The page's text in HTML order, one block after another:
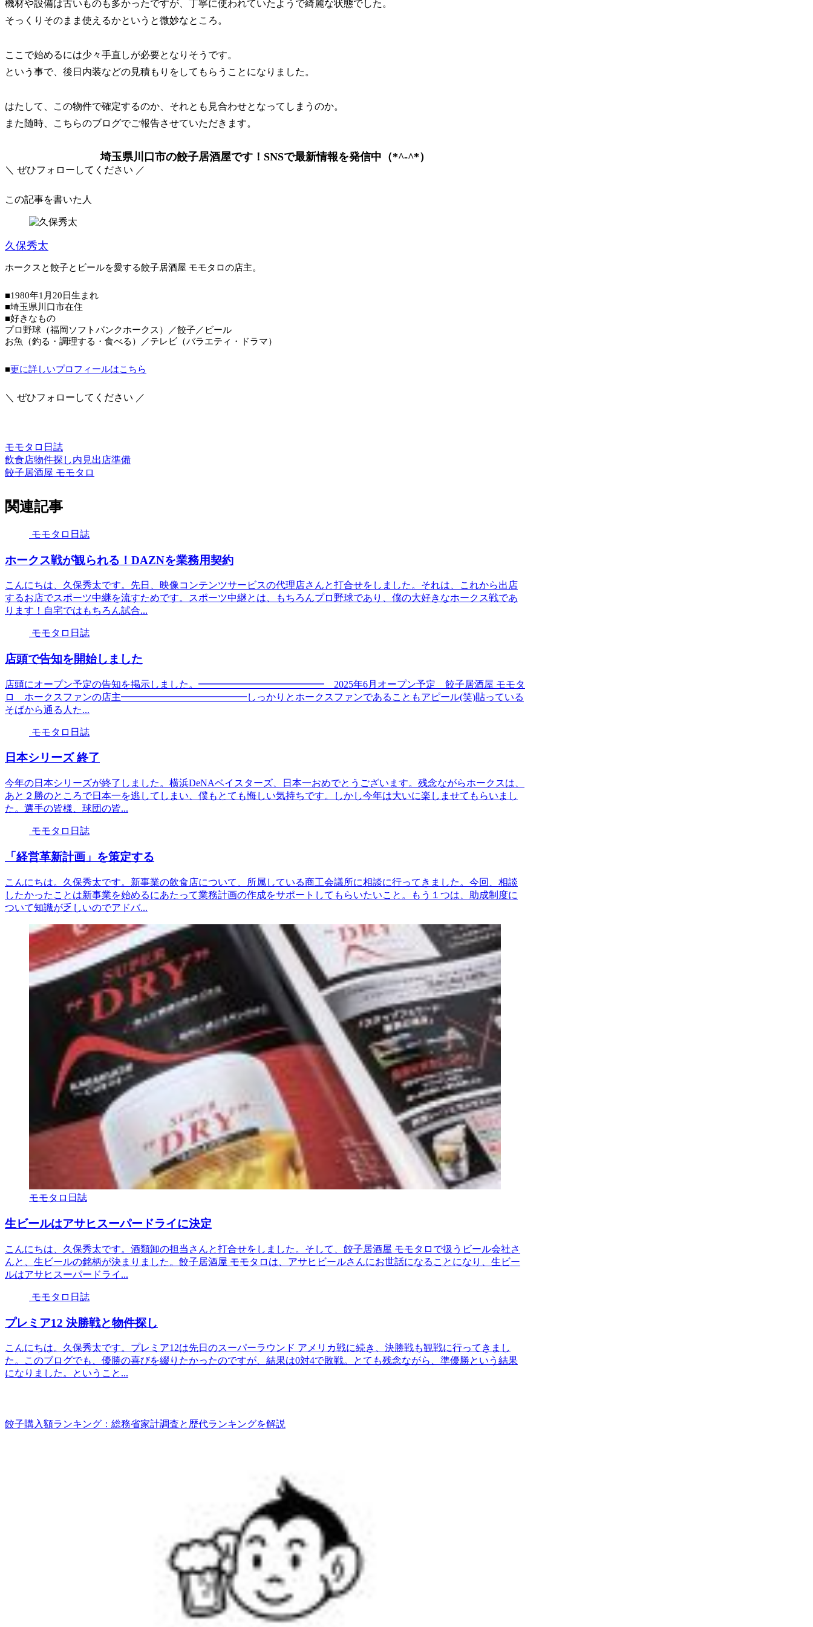
機材や設備は古いものも多かったですが、丁寧に使われていたようで綺麗な状態でした。
そっくりそのまま使えるかというと微妙なところ。
ここで始めるには少々手直しが必要となりそうです。
という事で、後日内装などの見積もりをしてもらうことになりました。
はたして、この物件で確定するのか、それとも見合わせとなってしまうのか。
また随時、こちらのブログでご報告させていただきます。
埼玉県川口市の餃子居酒屋です！SNSで最新情報を発信中（*^-^*）
＼ ぜひフォローしてください ／
この記事を書いた人
久保秀太
ホークスと餃子とビールを愛する餃子居酒屋 モモタロの店主。
■1980年1月20日生まれ
■埼玉県川口市在住
■好きなもの
プロ野球（福岡ソフトバンクホークス）／餃子／ビール
お魚（釣る・調理する・食べる）／テレビ（バラエティ・ドラマ）
■更に詳しいプロフィールはこちら
＼ ぜひフォローしてください ／
モモタロ日誌
飲食店物件探し内見出店準備
餃子居酒屋 モモタロ
関連記事
モモタロ日誌
ホークス戦が観られる！DAZNを業務用契約
こんにちは、久保秀太です。先日、映像コンテンツサービスの代理店さんと打合せをしました。それは、これから出店
するお店でスポーツ中継を流すためです。スポーツ中継とは、もちろんプロ野球であり、僕の大好きなホークス戦であ
ります！自宅ではもちろん試合...
モモタロ日誌
店頭で告知を開始しました
店頭にオープン予定の告知を掲示しました。━━━━━━━━━━━━━ 2025年6月オープン予定 餃子居酒屋 モモタ
ロ ホークスファンの店主━━━━━━━━━━━━━しっかりとホークスファンであることもアピール(笑)貼っている
そばから通る人た...
モモタロ日誌
日本シリーズ 終了
今年の日本シリーズが終了しました。横浜DeNAベイスターズ、日本一おめでとうございます。残念ながらホークスは、
あと２勝のところで日本一を逃してしまい、僕もとても悔しい気持ちです。しかし今年は大いに楽しませてもらいまし
た。選手の皆様、球団の皆...
モモタロ日誌
「経営革新計画」を策定する
こんにちは。久保秀太です。新事業の飲食店について、所属している商工会議所に相談に行ってきました。今回、相談
したかったことは新事業を始めるにあたって業務計画の作成をサポートしてもらいたいこと。もう１つは、助成制度に
ついて知識が乏しいのでアドバ...
モモタロ日誌
生ビールはアサヒスーパードライに決定
こんにちは、久保秀太です。酒類卸の担当さんと打合せをしました。そして、餃子居酒屋 モモタロで扱うビール会社さ
んと、生ビールの銘柄が決まりました。餃子居酒屋 モモタロは、アサヒビールさんにお世話になることになり、生ビー
ルはアサヒスーパードライ...
モモタロ日誌
プレミア12 決勝戦と物件探し
こんにちは。久保秀太です。プレミア12は先日のスーパーラウンド アメリカ戦に続き、決勝戦も観戦に行ってきまし
た。このブログでも、優勝の喜びを綴りたかったのですが、結果は0対4で敗戦。とても残念ながら、準優勝という結果
になりました。ということ...
餃子購入額ランキング：総務省家計調査と歴代ランキングを解説